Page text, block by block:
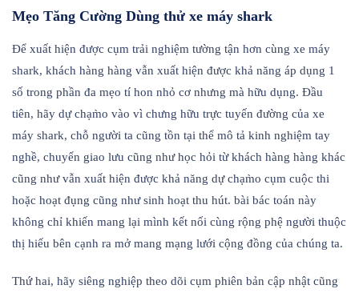
Mẹo Tăng Cường Dùng thử xe máy shark
Để xuất hiện được cụm trải nghiệm tường tận hơn cùng xe máy
shark, khách hàng hàng vẫn xuất hiện được khả năng áp dụng 1
số trong phần đa mẹo tí hon nhỏ cơ nhưng mà hữu dụng. Đầu
tiên, hãy dự chạm̀o vào vì chưng hữu trực tuyến đường của xe
máy shark, chỗ người ta cũng tồn tại thể mô tả kinh nghiệm tay
nghề, chuyển giao lưu cũng như học hỏi từ khách hàng hàng khác
cũng như vẫn xuất hiện được khả năng dự chạm̀o cụm cuộc thi
hoặc hoạt đụng cũng như sinh hoạt thu hút. bài bác toán này
không chỉ khiến mang lại mình kết nối cùng rộng phệ người thuộc
thị hiếu bên cạnh ra mở mang mạng lưới cộng đồng của chúng ta.
Thứ hai, hãy siêng nghiệp theo dõi cụm phiên bản cập nhật cũng